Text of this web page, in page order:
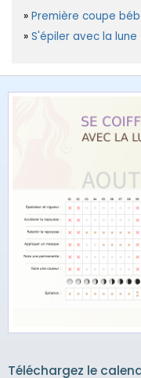
Première coupe
S'épiler avec la lune
Téléchargez le